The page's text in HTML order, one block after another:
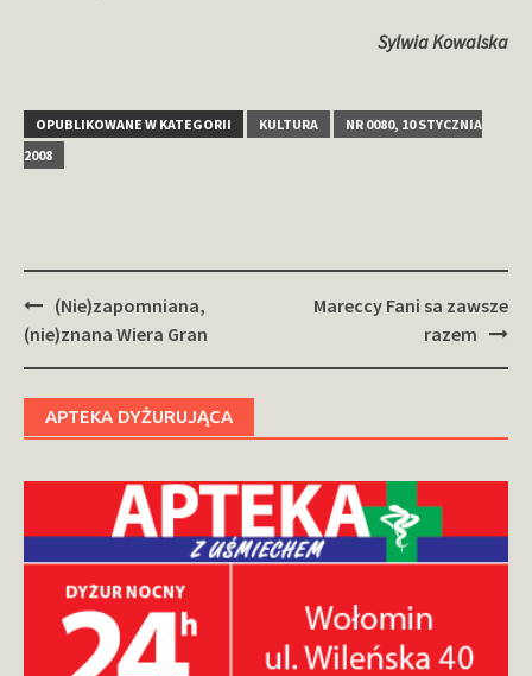
Sylwia Kowalska
OPUBLIKOWANE W KATEGORII KULTURA
NR 0080, 10 STYCZNIA
2008
Zobacz
wpisy
(Nie)zapomniana,
(nie)znana Wiera Gran
Mareccy Fani sa zawsze
razem
APTEKA DYŻURUJĄCA